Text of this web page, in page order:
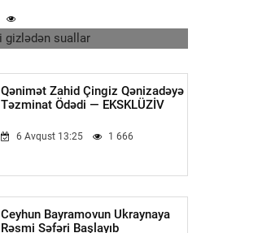
Qənimət Zahid Çingiz Qənizadəyə
Təzminat Ödədi — EKSKLÜZİV
6 Avqust 13:25 1 666
Ceyhun Bayramovun Ukraynaya
Rəsmi Səfəri Başlayıb